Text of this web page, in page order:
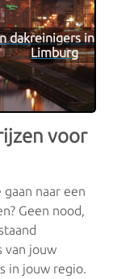
dakreinigers in
Limburg
voor
naar een
Geen nood,
van jouw
in jouw regio.